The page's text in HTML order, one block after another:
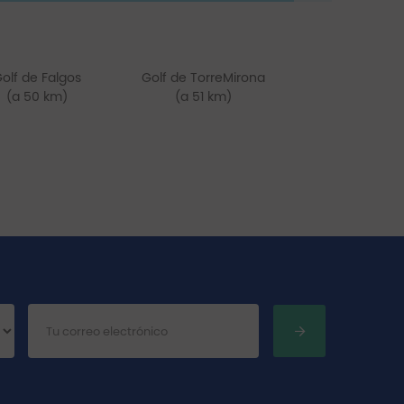
de Falgos
(a 50 km)
Golf de TorreMirona
(a 51 km)